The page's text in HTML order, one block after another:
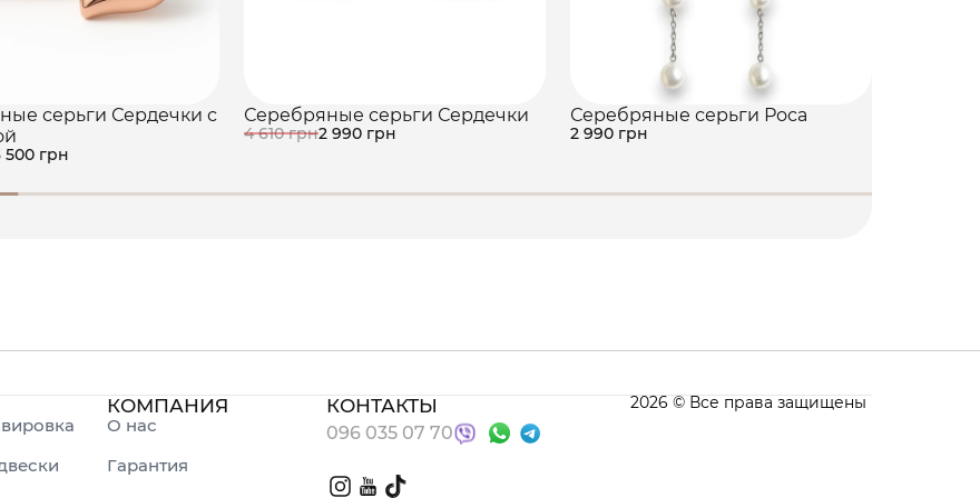
серьги Сердечки с
500 грн
Серебряные серьги Сердечки
4 610 грн2 990 грн
Серебряные серьги Роса
2 990 грн
КОМПАНИЯ
О нас
Гарантия
КОНТАКТЫ
096 035 07 70
2026 © Все права защищены